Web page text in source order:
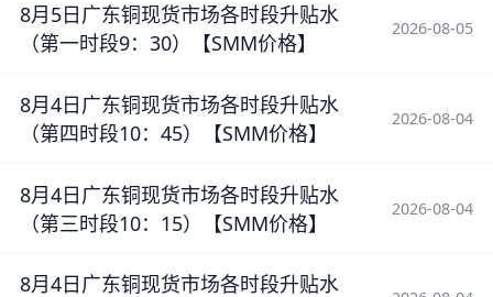
8月5日广东铜现货市场各时段升贴水
（第一时段9：30）【SMM价格】
2026-08-05
8月4日广东铜现货市场各时段升贴水
（第四时段10：45）【SMM价格】
2026-08-04
8月4日广东铜现货市场各时段升贴水
（第三时段10：15）【SMM价格】
2026-08-04
8月4日广东铜现货市场各时段升贴水